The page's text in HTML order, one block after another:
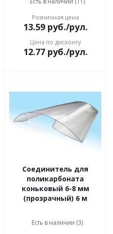
Розничная цена
13.59руб./рул.
Цена по дисконту
12.77руб./рул.
Соединитель для
поликарбоната
коньковый 6-8 мм
(прозрачный) 6 м
Есть в наличии (3)